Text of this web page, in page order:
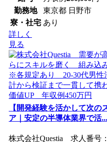
勤務地
東京都 日野市
寮・社宅 あり
詳しく
見る
【開発経験を活かして次
ア｜安定の半導体業界で活...
株式会社Questia 求人番号